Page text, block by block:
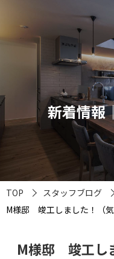
新着情報
TOP
スタッフブログ
M様邸 竣工しました！（気
M様邸 竣工し